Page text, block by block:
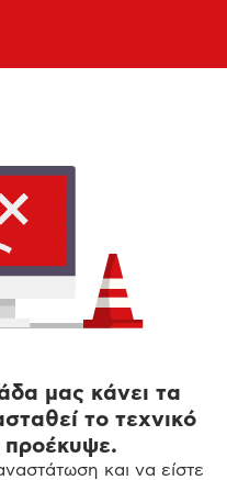
μας κάνει τα
το τεχνικό
και να είστε